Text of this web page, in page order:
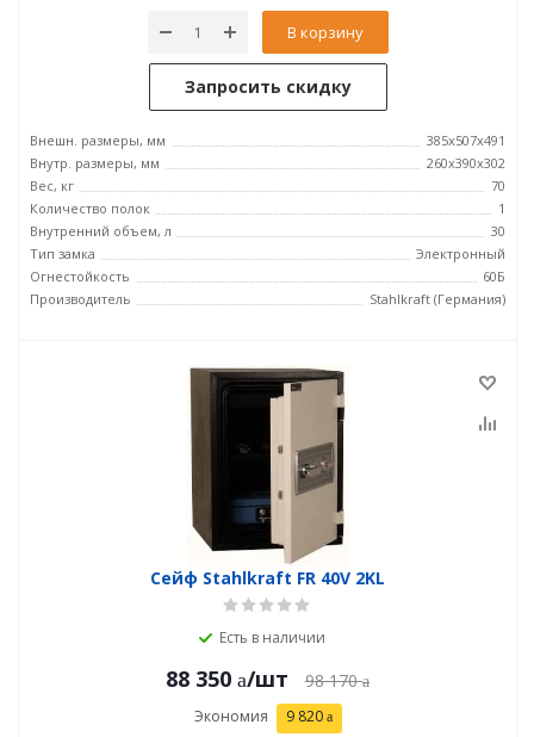
В корзину
Запросить скидку
Внешн. размеры, мм
385x507x491
Внутр. размеры, мм
260x390x302
Вес, кг
70
Количество полок
1
Внутренний объем, л
30
Тип замка
Электронный
Огнестойкость
60Б
Производитель
Stahlkraft (Германия)
Сейф Stahlkraft FR 40V 2KL
Есть в наличии
88 350 /шт 98 170
Экономия 9 820